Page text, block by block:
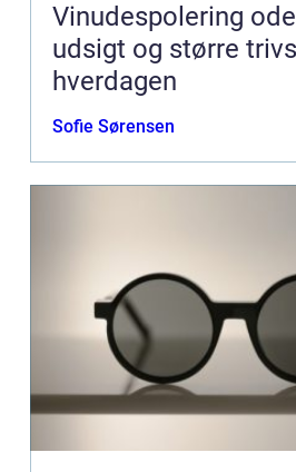
Vinudespolering
udsigt og større
hverdagen
Sofie Sørensen